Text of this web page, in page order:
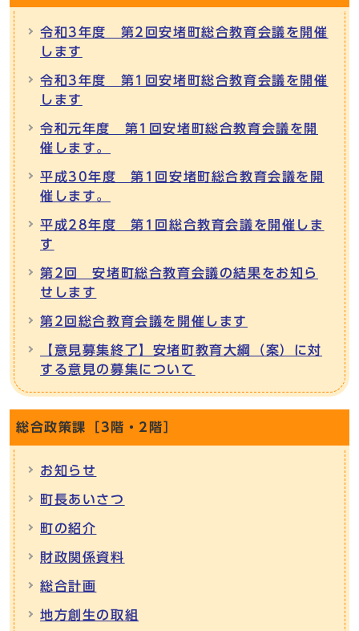
令和3年度 第2回安堵町総合教育会議を開催
します
令和3年度 第1回安堵町総合教育会議を開催
します
令和元年度 第1回安堵町総合教育会議を開
催します。
平成30年度 第1回安堵町総合教育会議を開
催します。
平成28年度 第1回総合教育会議を開催しま
す
第2回 安堵町総合教育会議の結果をお知ら
せします
第2回総合教育会議を開催します
【意見募集終了】安堵町教育大綱（案）に対
する意見の募集について
総合政策課［3階・2階］
お知らせ
町長あいさつ
町の紹介
財政関係資料
総合計画
地方創生の取組